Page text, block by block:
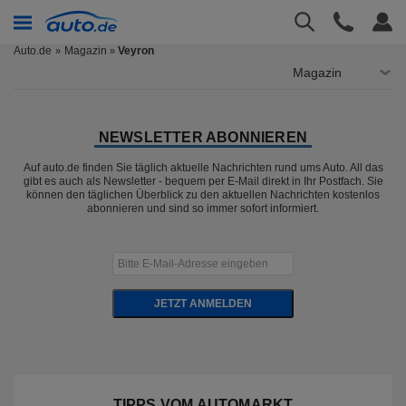
Auto.de Magazin » Veyron
Magazin
NEWSLETTER ABONNIEREN
Auf auto.de finden Sie täglich aktuelle Nachrichten rund ums Auto. All das
gibt es auch als Newsletter - bequem per E-Mail direkt in Ihr Postfach. Sie
können den täglichen Überblick zu den aktuellen Nachrichten kostenlos
abonnieren und sind so immer sofort informiert.
JETZT ANMELDEN